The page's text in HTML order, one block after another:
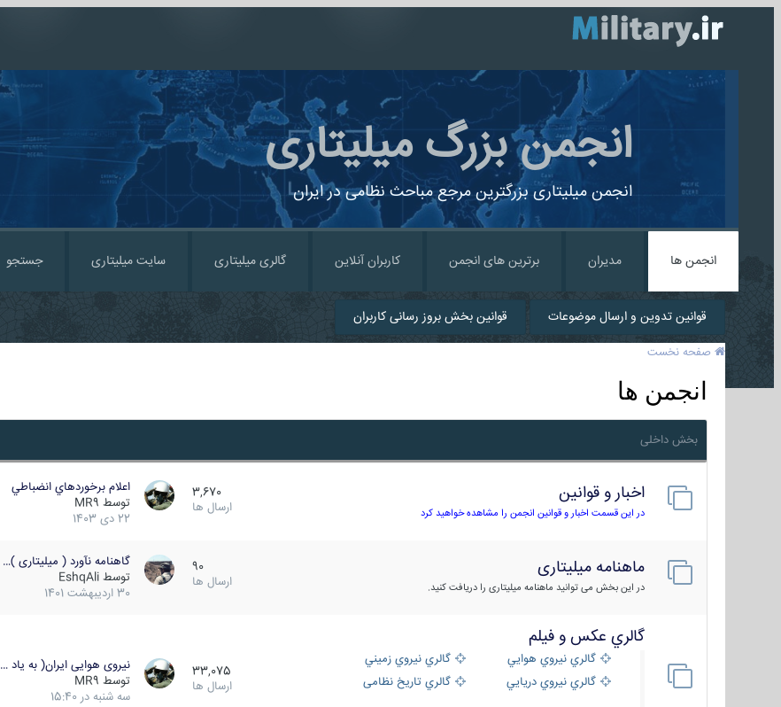
انجمن بزرگ میلیتاری
انجمن میلیتاری بزرگترین مرجع مباحث نظامی در ایران
انجمن ها مدیران برترین های انجمن کاربران آنلاین گالری میلیتاری سایت میلیتاری جستجو
قوانین تدوین و ارسال موضوعات قوانین بخش بروز رسانی کاربران
صفحه نخست
انجمن ها
بخش داخلی
اخبار و قوانین
در این قسمت اخبار و قوانین انجمن را مشاهده خواهید کرد
3,670
ارسال ها
اعلام برخوردهاي انضباطي
توسط MR9
22 دی 1403
ماهنامه میلیتاری
در این بخش می توانید ماهنامه میلیتاری را دریافت کنید.
90
ارسال ها
گاهنامه نآورد ( میلیتاری )…
توسط EshqAli
30 اردیبهشت 1401
گالري عكس و فيلم
گالري نيروي هوايي
گالري نيروي زميني
گالري نيروي دريايي
گالري تاریخ نظامی
33,075
ارسال ها
نیروی هوایی ایران( به یاد …
توسط MR9
سه شنبه در 15:40